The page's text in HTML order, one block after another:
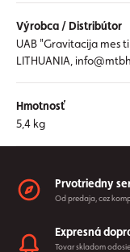
Výrobca / Distribútor
UAB "Gravitacija mes
LITHUANIA,
Hmotnosť
5,4 kg
Prvotriedny
Od predaja, cez
Expresná
Tovar skladom